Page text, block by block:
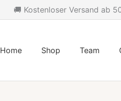
🚚 Kostenloser Versand ab
Home Shop Team